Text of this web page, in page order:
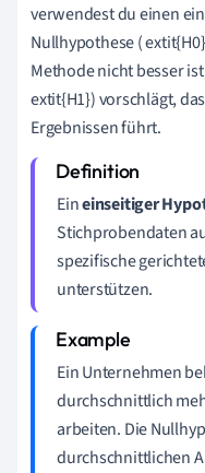
verwendest du einen
Nullhypothese (
Methode nicht besser
extit{H1}) vorschlägt,
Ergebnissen führt.
Eineinseitiger
Stichprobendaten
spezifische
unterstützen.
Ein Unternehmen
durchschnittlich
arbeiten. Die
durchschnittlichen